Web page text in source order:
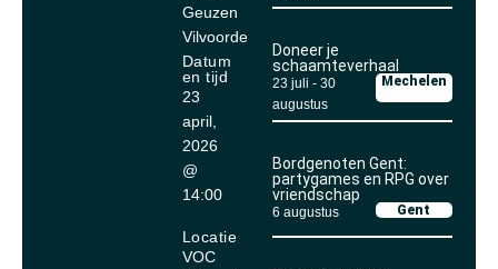
Geuzen
Vilvoorde
Datum
en tijd
23
april,
2026
@
14:00
Locatie
VOC
Doneer je
schaamteverhaal
23 juli - 30
augustus
Mechelen
Bordgenoten Gent:
partygames en RPG over
vriendschap
6 augustus Gent